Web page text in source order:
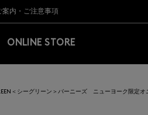
以上のお買上げで常時送料無料！お買い物の
のお知らせ】（2026.8.5）
お荷物のお届けについて
案内・ご注意事項
以上のお買上げで常時送料無料！お買い物の
のお知らせ】（2026.8.5）
ONLINE STORE
＜シーグリーン＞バーニーズ ニューヨーク限定オ